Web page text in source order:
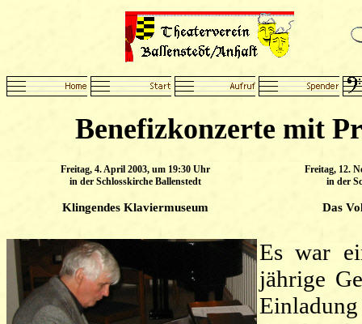
Benefizkonzerte mit
Freitag, 4. April 2003, um 19:30 Uhr
in der Schlosskirche Ballenstedt
Klingendes Klaviermuseum
Freitag, 12.
in der
Das
Es war
jährige